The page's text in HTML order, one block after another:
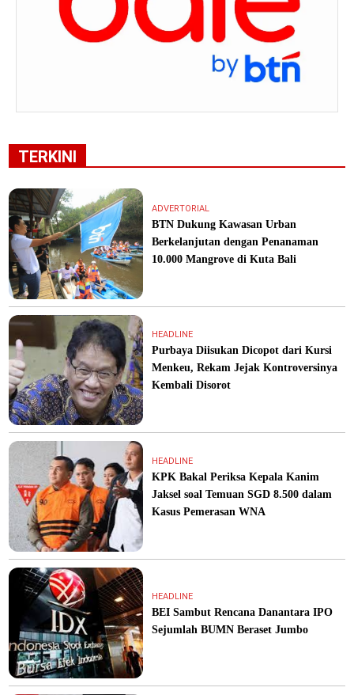
TERKINI
ADVERTORIAL
BTN Dukung Kawasan Urban
Berkelanjutan dengan Penanaman
10.000 Mangrove di Kuta Bali
HEADLINE
Purbaya Diisukan Dicopot dari Kursi
Menkeu, Rekam Jejak Kontroversinya
Kembali Disorot
HEADLINE
KPK Bakal Periksa Kepala Kanim
Jaksel soal Temuan SGD 8.500 dalam
Kasus Pemerasan WNA
HEADLINE
BEI Sambut Rencana Danantara IPO
Sejumlah BUMN Beraset Jumbo